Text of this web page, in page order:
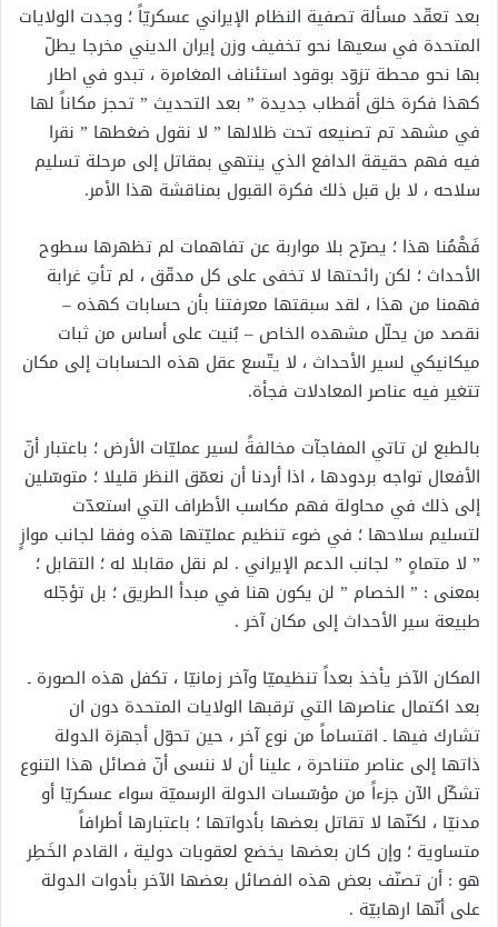
بعد تعقّد مسألة تصفية النظام الإيراني عسكريّاً ؛ وجدت الولايات
المتحدة في سعيها نحو تخفيف وزن إيران الديني مخرجا يطلّ
بها نحو محطة تزوّد بوقود استئناف المغامرة ، تبدو في اطار
كهذا فكرة خلق أقطاب جديدة ” بعد التحديث ” تحجز مكاناً لها
في مشهد تم تصنيعه تحت ظلالها ” لا نقول ضغطها ” نقرا
فيه فهم حقيقة الدافع الذي ينتهي بمقاتل إلى مرحلة تسليم
سلاحه ، لا بل قبل ذلك فكرة القبول بمناقشة هذا الأمر.
فَهْمُنا هذا ؛ يصرّح بلا مواربة عن تفاهمات لم تظهرها سطوح
الأحداث ؛ لكن رائحتها لا تخفى على كل مدقّق ، لم تأتِ غرابة
فهمنا من هذا ، لقد سبقتها معرفتنا بأن حسابات كهذه –
نقصد من يحلّل مشهده الخاص – بُنيت على أساس من ثبات
ميكانيكي لسير الأحداث ، لا يتّسع عقل هذه الحسابات إلى مكان
تتغير فيه عناصر المعادلات فجأة.
بالطبع لن تاتي المفاجآت مخالفةً لسير عمليّات الأرض ؛ باعتبار أنّ
الأفعال تواجه بردودها ، اذا أردنا أن نعمّق النظر قليلا ؛ متوسّلين
إلى ذلك في محاولة فهم مكاسب الأطراف التي استعدّت
لتسليم سلاحها ؛ في ضوء تنظيم عمليّتها هذه وفقا لجانب موازٍ
” لا متماهٍ ” لجانب الدعم الإيراني . لم نقل مقابلا له ؛ التقابل ؛
بمعنى : ” الخصام ” لن يكون هنا في مبدأ الطريق ؛ بل تؤجّله
طبيعة سير الأحداث إلى مكان آخر .
المكان الآخر يأخذ بعداً تنظيميّا وآخر زمانيّا ، تكفل هذه الصورة ـ
بعد اكتمال عناصرها التي ترقبها الولايات المتحدة دون ان
تشارك فيها ـ اقتساماً من نوع آخر ، حين تحوّل أجهزة الدولة
ذاتها إلى عناصر متناحرة ، علينا أن لا ننسى أنّ فصائل هذا التنوع
تشكّل الآن جزءاً من مؤسّسات الدولة الرسميّة سواء عسكريّا أو
مدنيّا ، لكنّها لا تقاتل بعضها بأدواتها ؛ باعتبارها أطرافاً
متساوية ؛ وإن كان بعضها يخضع لعقوبات دولية ، القادم الخَطِر
هو : أن تصنّف بعض هذه الفصائل بعضها الآخر بأدوات الدولة
على أنّها ارهابيّة .